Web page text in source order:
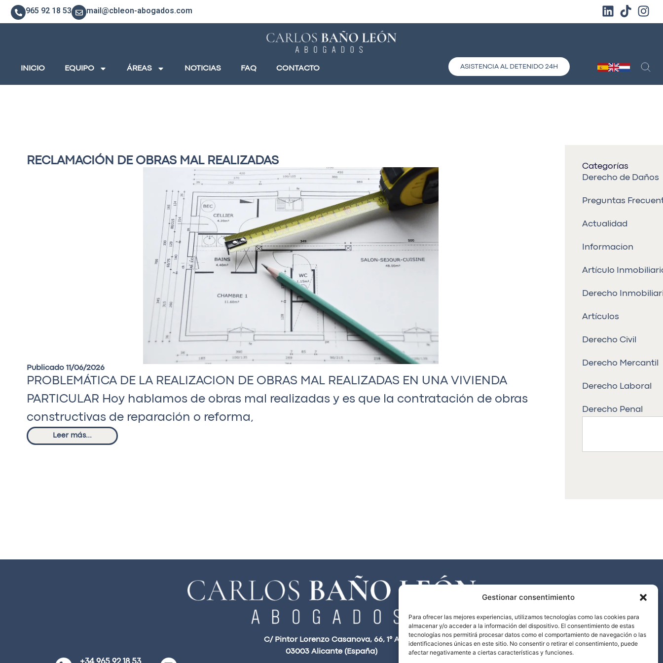
Gestionar consentimiento
Para ofrecer las mejores experiencias, utilizamos tecnologías como las cookies para
almacenar y/o acceder a la información del dispositivo. El consentimiento de estas
tecnologías nos permitirá procesar datos como el comportamiento de navegación o las
identificaciones únicas en este sitio. No consentir o retirar el consentimiento, puede
afectar negativamente a ciertas características y funciones.
965 92 18 53 mail@cbleon-abogados.com
INICIO EQUIPO ÁREAS NOTICIAS FAQ CONTACTO ASISTENCIA AL DETENIDO 24H
RECLAMACIÓN DE OBRAS MAL REALIZADAS
Publicado 11/06/2026
PROBLEMÁTICA DE LA REALIZACION DE OBRAS MAL REALIZADAS EN UNA VIVIENDA
PARTICULAR Hoy hablamos de obras mal realizadas y es que la contratación de obras
constructivas de reparación o reforma,
Leer más...
Categorías
Derecho de Daños
Preguntas
Actualidad
Informacion
Artículo
Derecho
Artículos
Derecho Civil
Derecho Mercantil
Derecho Laboral
Derecho Penal
C/ Pintor Lorenzo Casanova, 66, 1° A
03003 Alicante (España)